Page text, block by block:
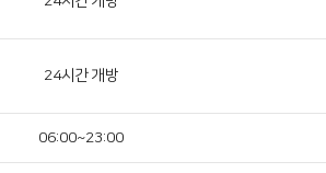
24시간 개방
06:00~23:00